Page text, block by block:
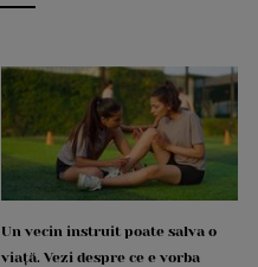
Un vecin instruit poate salva o
viață. Vezi despre ce e vorba